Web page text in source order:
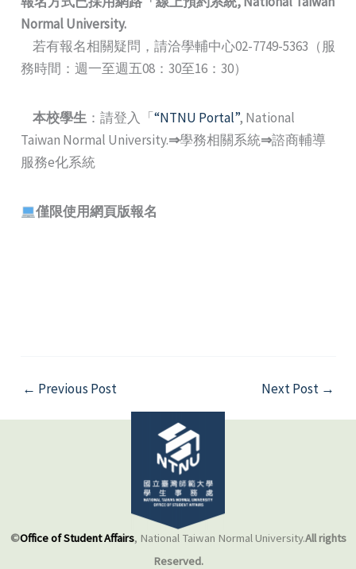
Normal University.
若有報名相關疑問，請洽學輔中心02-7749-5363（服
務時間：週一至週五08：30至16：30）
本校學生：請登入「“NTNU Portal”, National
Taiwan Normal University.⇒學務相關系統⇒諮商輔導
服務e化系統
僅限使用網頁版報名
← Previous Post Next Post →
©Office of Student Affairs, National Taiwan Normal University.All rights
Reserved.